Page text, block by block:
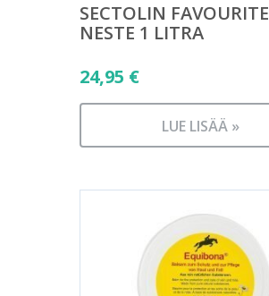
SECTOLIN FAVOURITE
NESTE 1 LITRA
24,95 €
LUE LISÄÄ »